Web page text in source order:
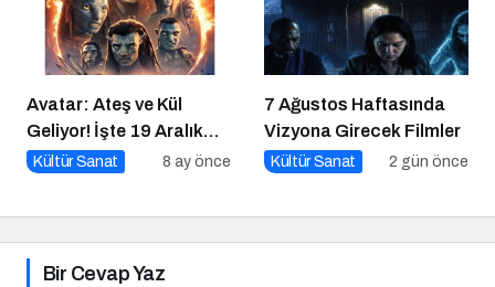
Avatar: Ateş ve Kül
Geliyor! İşte 19 Aralık
Vizyon Filmleri
Kültür Sanat 8 ay önce
7 Ağustos Haftasında
Vizyona Girecek Filmler
Kültür Sanat 2 gün önce
Bir Cevap Yaz